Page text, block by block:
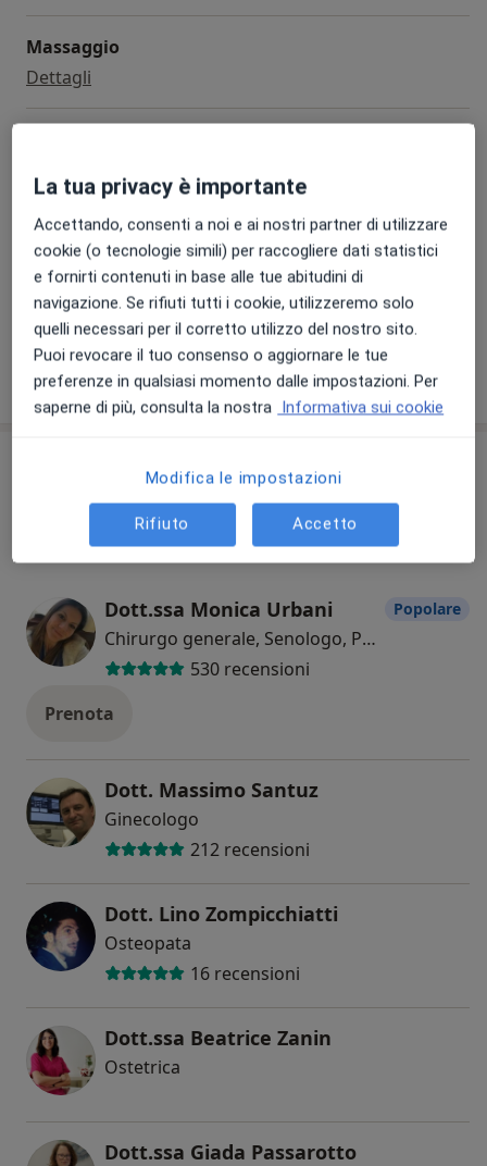
Massaggio
Dettagli
Visita proctologica
Da 130 €
Dettaglivisita proctologica
+ 24 prestazioni
Come funzionano i prezzi?
Dott.ssa Monica Urbani
Chirurgo generale, Senologo, Proctologo
530 recensioni
Popolare
Prenota
Dott. Massimo Santuz
Ginecologo
212 recensioni
Dott. Lino Zompicchiatti
Osteopata
16 recensioni
Dott.ssa Beatrice Zanin
Ostetrica
Dott.ssa Giada Passarotto
La tua privacy è importante
Accettando, consenti a noi e ai nostri partner di utilizzare
cookie (o tecnologie simili) per raccogliere dati statistici
e fornirti contenuti in base alle tue abitudini di
navigazione. Se rifiuti tutti i cookie, utilizzeremo solo
quelli necessari per il corretto utilizzo del nostro sito.
Puoi revocare il tuo consenso o aggiornare le tue
preferenze in qualsiasi momento dalle impostazioni. Per
saperne di più, consulta la nostra Informativa sui cookie
Modifica le impostazioni
Rifiuto Accetto